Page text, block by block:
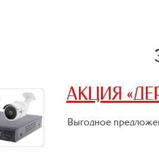
АКЦИЯ
Выгодное